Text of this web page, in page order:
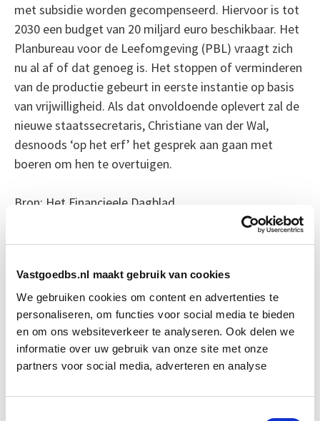
Vastgoedbs.nl maakt gebruik van cookies
We gebruiken cookies om content en advertenties te
personaliseren, om functies voor social media te bieden
en om ons websiteverkeer te analyseren. Ook delen we
informatie over uw gebruik van onze site met onze
partners voor social media, adverteren en analyse
met subsidie worden gecompenseerd. Hiervoor is tot
2030 een budget van 20 miljard euro beschikbaar. Het
Planbureau voor de Leefomgeving (PBL) vraagt zich
nu al af of dat genoeg is. Het stoppen of verminderen
van de productie gebeurt in eerste instantie op basis
van vrijwilligheid. Als dat onvoldoende oplevert zal de
nieuwe staatssecretaris, Christiane van der Wal,
desnoods ‘op het erf’ het gesprek aan gaan met
boeren om hen te overtuigen.
Bron: Het Financieele Dagblad
Boeiend verhaal? Duik dan eens
in deze opleidingen:
Business Case voor Vastgoed- &
Projectontwikkeling
10 sep
Vastgoedmanagement Start wo 16 sep